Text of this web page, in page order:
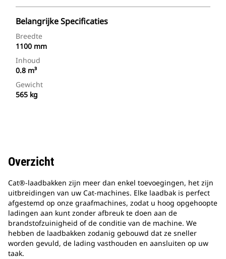
Belangrijke Specificaties
Breedte
1100 mm
Inhoud
0.8 m³
Gewicht
565 kg
Overzicht
Cat®-laadbakken zijn meer dan enkel toevoegingen, het zijn
uitbreidingen van uw Cat-machines. Elke laadbak is perfect
afgestemd op onze graafmachines, zodat u hoog opgehoopte
ladingen aan kunt zonder afbreuk te doen aan de
brandstofzuinigheid of de conditie van de machine. We
hebben de laadbakken zodanig gebouwd dat ze sneller
worden gevuld, de lading vasthouden en aansluiten op uw
taak.